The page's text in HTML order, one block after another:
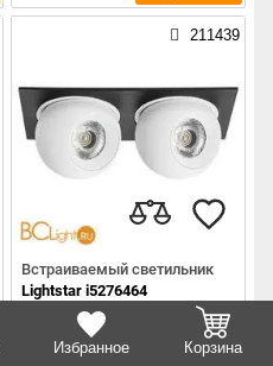
Избранное Корзина
211439
Встраиваемый светильник
Lightstar i5276464
Коллекция:
В наличии